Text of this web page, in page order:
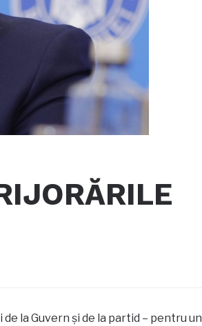
la Guvern și de la partid – pentru un